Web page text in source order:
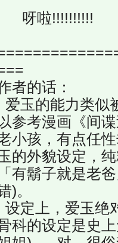
呀啦!!!!!!!!!!
者的话：
爱玉的能力类似
以参考漫画《间
小孩，有点任
的外貌设定，
「有鬍子就是老
)。
设定上，爱玉绝
科的设定是史